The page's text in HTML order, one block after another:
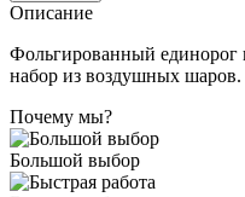
Описание
Фольгированный единорог
набор из воздушных шаров.
Почему мы?
Большой выбор